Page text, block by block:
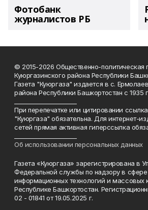
Фотобанк
журналистов РБ
© 2015-2026 Общественно-политическая
Куюргазинского района Республики
Газета "Куюргаза" издается в с.
района Республики Башкортостан с 1935
При перепечатке или цитировании ссылка
"Куюргаза" обязательна. Для интернет-
сетей прямая активная гиперссылка
Об использовании персональных данных
Газета «Куюргаза» зарегистрирована в
Федеральной службы по надзору в сфере
информационных технологий и массовых
Республике Башкортостан.
02 - 01841 от 19.05.2025 г.